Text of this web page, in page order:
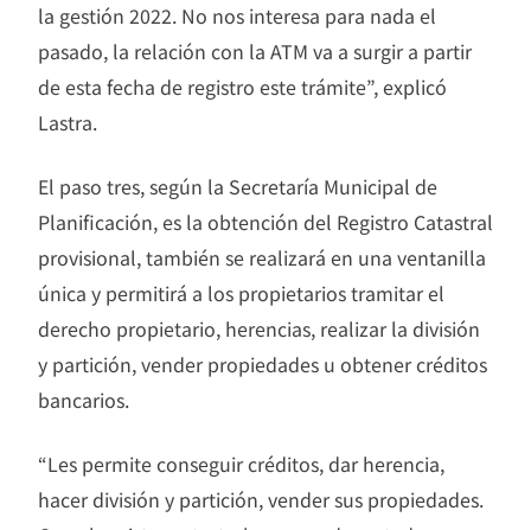
la gestión 2022. No nos interesa para nada el
pasado, la relación con la ATM va a surgir a partir
de esta fecha de registro este trámite”, explicó
Lastra.
El paso tres, según la Secretaría Municipal de
Planificación, es la obtención del Registro Catastral
provisional, también se realizará en una ventanilla
única y permitirá a los propietarios tramitar el
derecho propietario, herencias, realizar la división
y partición, vender propiedades u obtener créditos
bancarios.
“Les permite conseguir créditos, dar herencia,
hacer división y partición, vender sus propiedades.